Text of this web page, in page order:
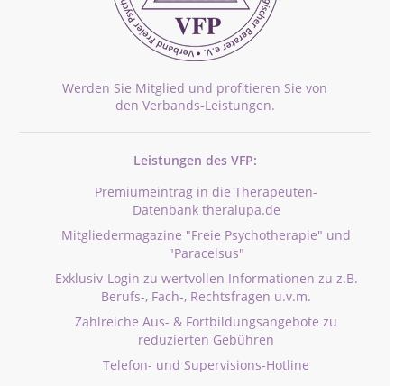
Werden Sie Mitglied und profitieren Sie von
den Verbands-Leistungen.
Leistungen des VFP:
Premiumeintrag in die Therapeuten-
Datenbank theralupa.de
Mitgliedermagazine "Freie Psychotherapie" und
"Paracelsus"
Exklusiv-Login zu wertvollen Informationen zu z.B.
Berufs-, Fach-, Rechtsfragen u.v.m.
Zahlreiche Aus- & Fortbildungsangebote zu
reduzierten Gebühren
Telefon- und Supervisions-Hotline